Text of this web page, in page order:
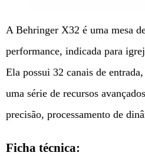
A Behringer X32 é uma mesa
performance, indicada para
Ela possui 32 canais de
uma série de recursos
precisão, processamento de
Ficha técnica: